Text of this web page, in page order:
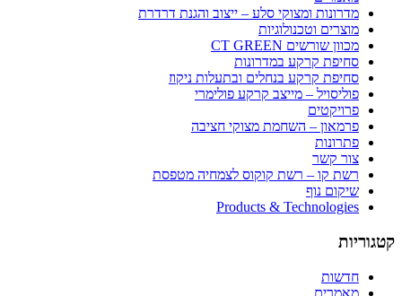
מדרונות ומצוקי סלע – ייצוב והגנת דרדרת
מוצרים וטכנולוגיות
מכוון שורשים CT GREEN
סחיפת קרקע במדרונות
סחיפת קרקע בנחלים ובתעלות ניקוז
פוליסויל – מייצב קרקע פולימרי
פרויקטים
פרמאון – השחמת מצוקי חציבה
פתרונות
צור קשר
רשת קו – רשת קוקוס לצמחיה מטפסת
שיקום נוף
Products & Technologies
קטגוריות
חדשות
מאמרים